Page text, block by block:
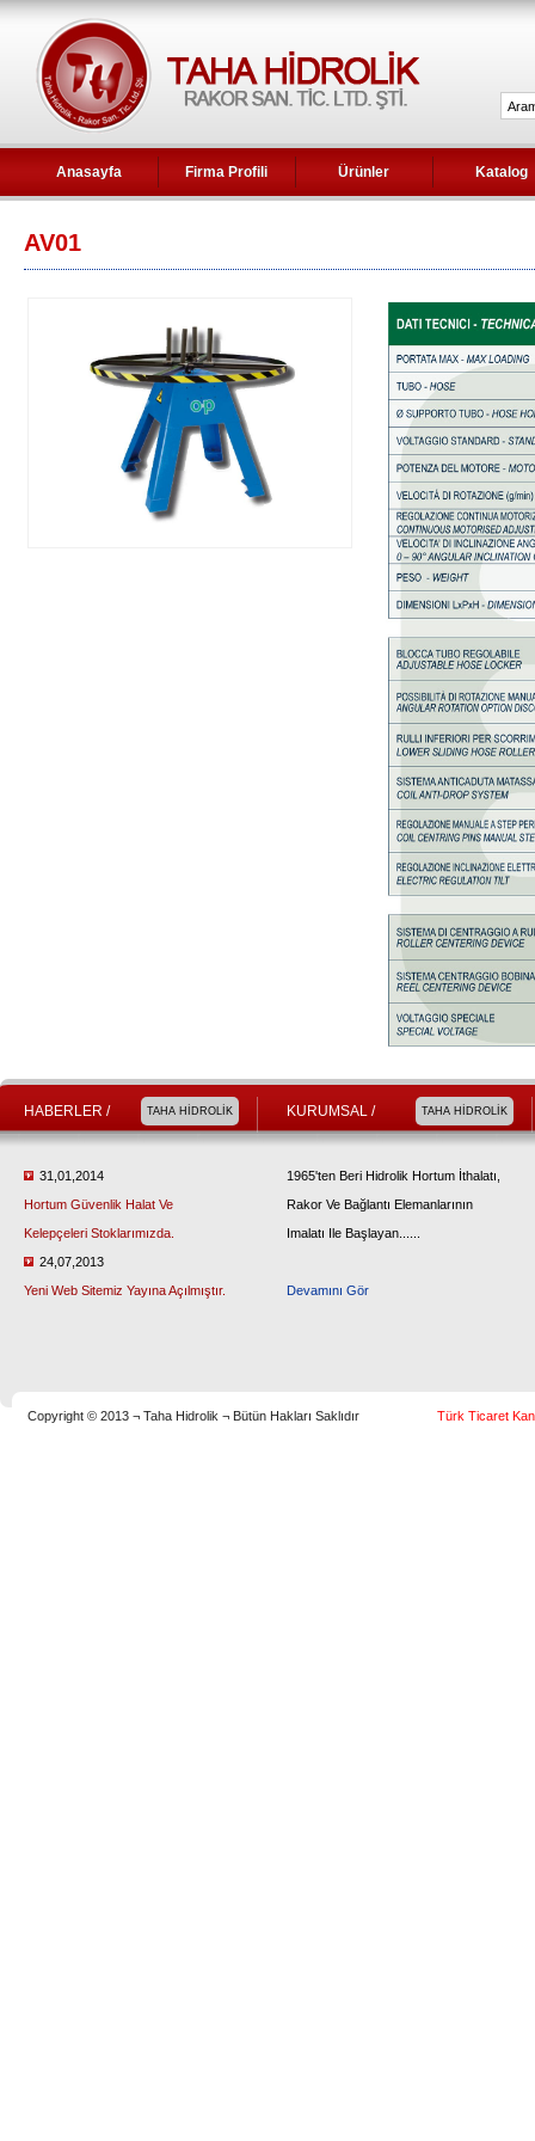
Anasayfa Firma Profili Ürünler Katalog
AV01
HABERLER / TAHA HİDROLİK
31,01,2014
Hortum Güvenlik Halat Ve
Kelepçeleri Stoklarımızda.
24,07,2013
Yeni Web Sitemiz Yayına Açılmıştır.
KURUMSAL / TAHA HİDROLİK
1965'ten Beri Hidrolik Hortum İthalatı,
Rakor Ve Bağlantı Elemanlarının
Imalatı Ile Başlayan......
Devamını Gör
Copyright © 2013 ¬ Taha Hidrolik ¬ Bütün Hakları Saklıdır Türk Ticaret